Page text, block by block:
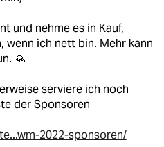
und nehme es in Kauf,
wenn ich nett bin. Mehr kann
🙏
serviere ich noch
der Sponsoren
2022-sponsoren/